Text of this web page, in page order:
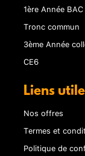
1ère Année BAC
Tronc commun
3ème Année
CE6
Liens
Nos offres
Termes et
Politique de